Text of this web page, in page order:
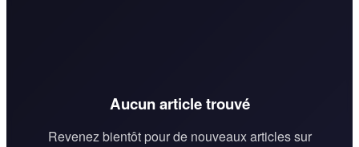
Aucun article trouvé
Revenez bientôt pour de nouveaux articles sur